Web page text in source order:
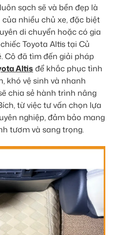
sạch sẽ và bền đẹp là
nhiều chủ xe, đặc biệt
di chuyển hoặc có gia
Toyota Altis tại Củ
Cô đã tìm đến giải pháp
Altis để khắc phục tình
khó vệ sinh và nhanh
chia sẻ hành trình nâng
từ việc tư vấn chọn lựa
nghiệp, đảm bảo mang
tươm và sang trọng.